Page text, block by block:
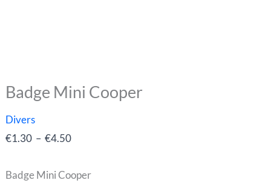
Badge Mini Cooper
Divers
€1.30 – €4.50
Plage
€4.50
Badge Mini Cooper
quantité